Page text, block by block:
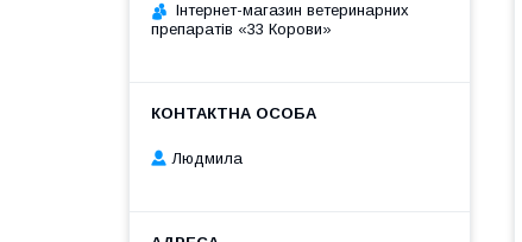
Інтернет-магазин ветеринарних
препаратів «33 Корови»
Людмила